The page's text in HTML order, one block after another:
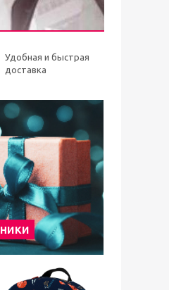
Удобная и быстрая
доставка